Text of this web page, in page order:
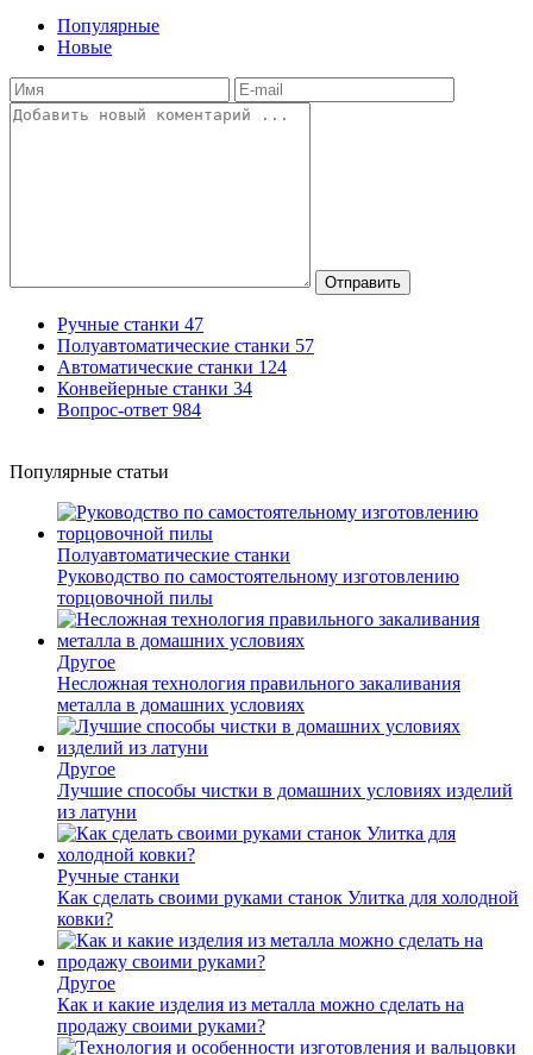
Популярные
Новые
Отправить
Ручные станки 47
Полуавтоматические станки 57
Автоматические станки 124
Конвейерные станки 34
Вопрос-ответ 984
Популярные статьи
Полуавтоматические станки
Руководство по самостоятельному изготовлению
торцовочной пилы
Другое
Несложная технология правильного закаливания
металла в домашних условиях
Другое
Лучшие способы чистки в домашних условиях изделий
из латуни
Ручные станки
Как сделать своими руками станок Улитка для холодной
ковки?
Другое
Как и какие изделия из металла можно сделать на
продажу своими руками?